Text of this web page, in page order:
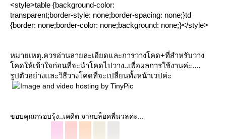
<style>table {background-color:
transparent;border-style: none;border-spacing: none;}td
{border: none;border-color: none;background: none;}</style>
หมายเหตุ.ควรอ่านลายละเอียดและการวางโคด+ที่สำหรับวาง
คดให้เข้าใจก่อนที่จะนำโคดไปวาง..เพื่อผลการใช้งานค่ะ....
รูปตัวอย่างและวิธีวางโคดที่จะเปลี่ยนทั้งหน้าเวปค่ะ
ขอบคุณกรอบรุ้ง..เคดิต จากบล็อคพี่นวลค่ะ...